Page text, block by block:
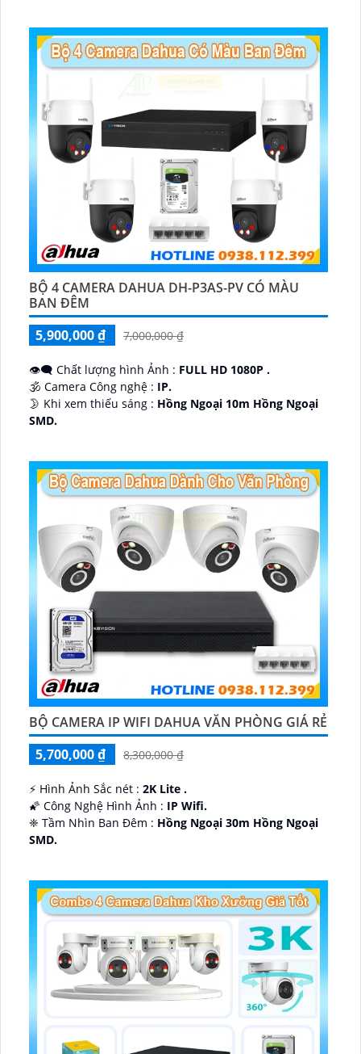
BỘ 4 CAMERA DAHUA DH-P3AS-PV CÓ MÀU
BAN ĐÊM
5,900,000 ₫
7,000,000 ₫
👁️‍🗨 Chất lượng hình Ảnh : FULL HD 1080P .
🕉️ Camera Công nghệ : IP.
🌛 Khi xem thiếu sáng : Hồng Ngoại 10m Hồng Ngoại
SMD.
BỘ CAMERA IP WIFI DAHUA VĂN PHÒNG GIÁ RẺ
5,700,000 ₫
8,300,000 ₫
️⚡ Hình Ảnh Sắc nét : 2K Lite .
🌠 Công Nghệ Hình Ảnh : IP Wifi.
❈ Tầm Nhìn Ban Đêm : Hồng Ngoại 30m Hồng Ngoại
SMD.